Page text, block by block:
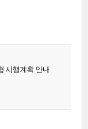
시행계획 안내